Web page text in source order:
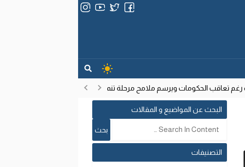
تعاقب الحكومات ويرسم ملامح مرحلة تنموية جديدة 17:53
البحث عن المواضيع و المقالات
التصنيفات